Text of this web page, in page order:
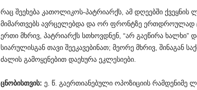
რაც შეეხება კათოლიკოს-პატრიარქს, ამ დღეებში
მიმართვებს ავრცელებდა და ორ ფრონტზე ერთდროულად
ერთი მხრივ, პატრიარქს სთხოვდნენ, “არ გაეწირა ხალხი”
სიარულისგან თავი შეეკავებინათ; მეორე მხრივ, შინაგან
ძალის გამოყენებით დაეხურა ეკლესიები.
ცნობისთვის: ე. წ. გაერთიანებული ოპოზიციის რამდენიმე